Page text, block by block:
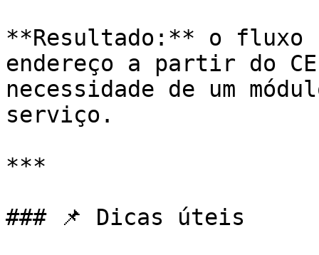
**Resultado:** o fluxo
endereço a partir do
necessidade de um
serviço.
***
### 📌 Dicas úteis